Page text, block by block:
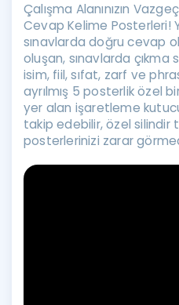
Çalışma Alanınızın
Cevap Kelime Posterleri!
sınavlarda doğru cevap
oluşan, sınavlarda çıkma
isim, fiil, sıfat, zarf ve
ayrılmış 5 posterlik özel
yer alan işaretleme
takip edebilir, özel silindir
posterlerinizi zarar